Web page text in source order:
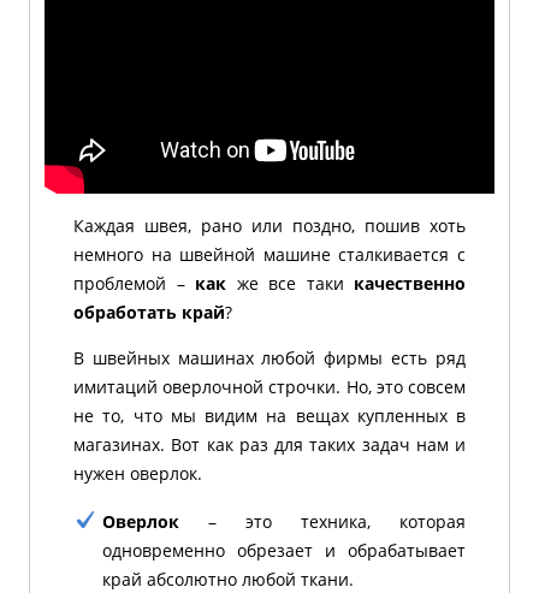
Каждая швея, рано или поздно, пошив хоть
немного на швейной машине сталкивается с
проблемой – как же все таки качественно
обработать край?
В швейных машинах любой фирмы есть ряд
имитаций оверлочной строчки. Но, это совсем
не то, что мы видим на вещах купленных в
магазинах. Вот как раз для таких задач нам и
нужен оверлок.
Оверлок – это техника, которая
одновременно обрезает и обрабатывает
край абсолютно любой ткани.